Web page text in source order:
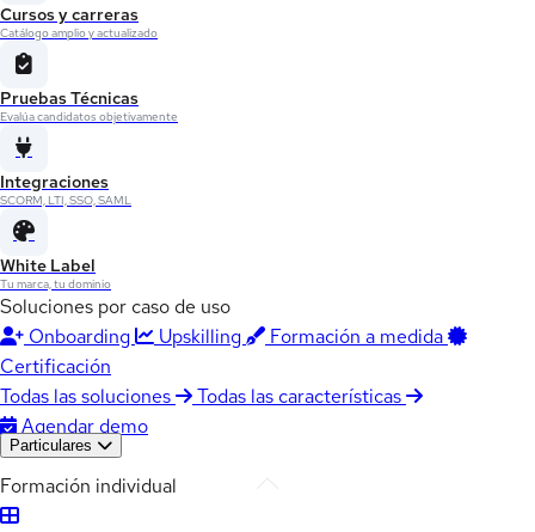
Cursos y carreras
Catálogo amplio y actualizado
Pruebas Técnicas
Evalúa candidatos objetivamente
Integraciones
SCORM, LTI, SSO, SAML
White Label
Tu marca, tu dominio
Soluciones por caso de uso
Onboarding
Upskilling
Formación a medida
Certificación
Todas las soluciones
Todas las características
Agendar demo
Particulares
Formación individual